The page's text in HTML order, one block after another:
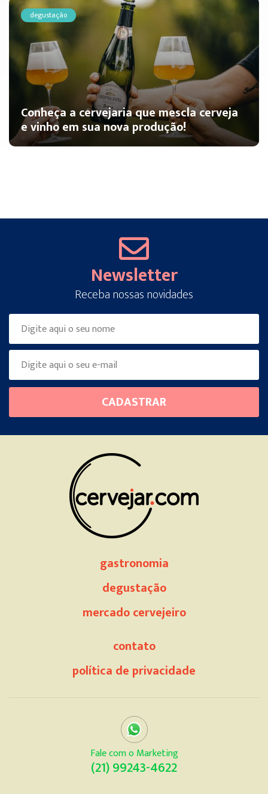
degustação
Conheça a cervejaria que mescla cerveja
e vinho em sua nova produção!
Newsletter
Receba nossas novidades
this
field
CADASTRAR
gastronomia
degustação
mercado cervejeiro
contato
política de privacidade
Fale com o Marketing
(21) 99243-4622